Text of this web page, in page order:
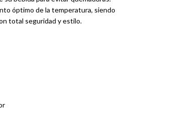
óptimo de la temperatura, siendo
total seguridad y estilo.